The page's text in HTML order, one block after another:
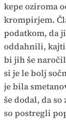
kepe oziroma
krompirjem.
podatkom, da
oddahnili, kajti
bi jih še
si je le bolj
je bila
še dodal, da
so postregli